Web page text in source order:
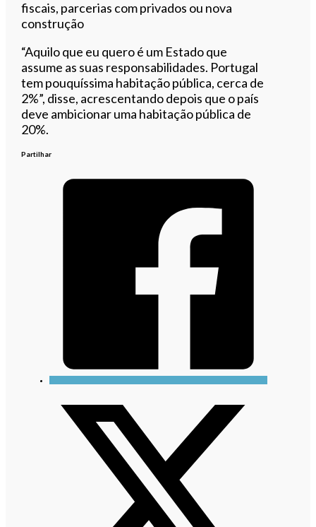
fiscais, parcerias com privados ou nova
construção
“Aquilo que eu quero é um Estado que
assume as suas responsabilidades. Portugal
tem pouquíssima habitação pública, cerca de
2%”, disse, acrescentando depois que o país
deve ambicionar uma habitação pública de
20%.
Partilhar